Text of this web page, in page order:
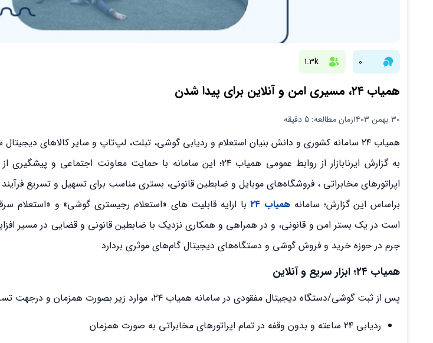
0
1.3k
همیاب ۲۴، مسیری امن و آنلاین برای پیدا شدن
۳۰ بهمن ۱۴۰۳ زمان مطالعه: 5 دقیقه
همیاب ۲۴ سامانه کشوری و دانش بنیان استعلام و ردیابی گوشی، تبلت، لپ‌تاپ و سایر کالاهای دیجیتال سرقتی/ مفقودی است.
به گزارش ایرنابازار از روابط عمومی همیاب ۲۴؛ این سامانه با حمایت معاونت
اپراتورهای مخابراتی ، فروشگاه‌های موبایل و ضابطین قانونی، بستری مناسب برای تسهیل و تسریع
براساس این گزارش؛ سامانه همیاب ۲۴
با ارایه قابلیت های «استعلام رجیستری گوشی» و «استعلام
است در یک بستر امن و قانونی، و در همراهی و همکاری نزدیک با ضابطین قانونی و قضایی در مسیر
جرم در حوزه خرید و فروش گوشی و دستگاه‌های دیجیتال گام‌های موثری بردارد.
همیاب ۲۴؛ ابزار سریع و آنلاین
پس از ثبت گوشی/دستگاه دیجیتال مفقودی در سامانه همیاب ۲۴، موارد زیر بصورت همزمان و درجهت تسریع برای یافتن آن اعمال می‌شود:
ردیابی ۲۴ ساعته و بدون وقفه در تمام اپراتورهای مخابراتی به صورت همزمان